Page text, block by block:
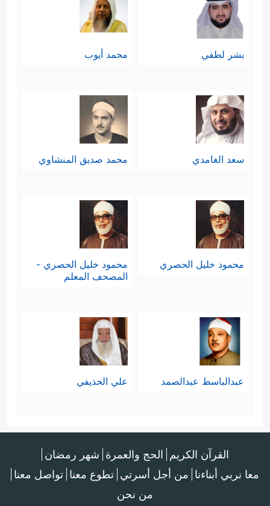
بشر لطفي محمد أيوب
سعد الغامدي محمد صديق المنشاوي
محمود خليل الحصري
محمود خليل الحصري -
المصحف المعلم
عبدالباسط عبدالصمد علي الحذيفي
القرآن الكريم الحج والعمرة شهر رمضان
معا نربي أبناءنا من أجل أسرتي تطوع معنا تواصل معنا
من نحن